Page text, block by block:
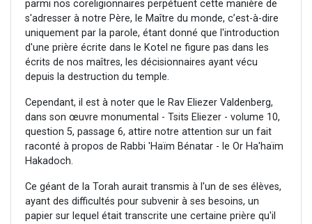
parmi nos coreligionnaires perpétuent cette manière de
s'adresser à notre Père, le Maître du monde, c’est-à-dire
uniquement par la parole, étant donné que l'introduction
d'une prière écrite dans le Kotel ne figure pas dans les
écrits de nos maîtres, les décisionnaires ayant vécu
depuis la destruction du temple.
Cependant, il est à noter que le Rav Eliezer Valdenberg,
dans son œuvre monumental - Tsits Eliezer - volume 10,
question 5, passage 6, attire notre attention sur un fait
raconté à propos de Rabbi 'Haïm Bénatar - le Or Ha'haïm
Hakadoch.
Ce géant de la Torah aurait transmis à l'un de ses élèves,
ayant des difficultés pour subvenir à ses besoins, un
papier sur lequel était transcrite une certaine prière qu'il